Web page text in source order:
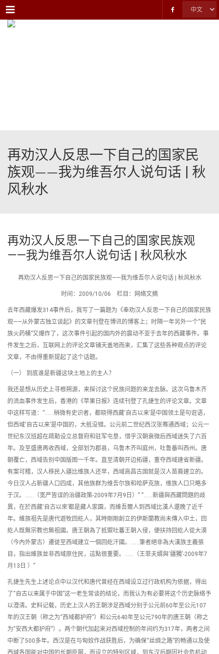
Menu
再劝汉人反思一下自己的国家民
族观——我为维吾尔人说句话 | 秋
风秋水
再劝汉人反思一下自己的国家民族观
——我为维吾尔人说句话 | 秋风秋水
再劝汉人反思一下自己的国家民族观——我为维吾尔人说句话 | 秋风秋水
时间：2009/10/06 栏目：网络文摘
去年西藏爆发314事件后，我写了一篇题为《奉劝汉人反思一下自己的国家民族
观——从外蒙古独立谈起》的文章刊登在博讯的博客上；时隔一年另外一个“民
族火药桶”又爆炸了，这次事件引起的国内外的震动不亚于去年的西藏事件。事
件发生之后，互联网上的评论文章铺天盖地而来，汇集了这些各种观点的评论
文章，不由得重新提起了这个话题。
（一） 到底谁是新疆这块土地上的主人？
我还是想从历史上寻根朔源，来探讨这个民族问题的来龙去脉。这次乌鲁木齐
的流血事件发生后，香港的《苹果日报》连续刊登了孔捷生的评论文章。文章
中这样写道：“……稍微有史识者，都晓得西藏‘自古以来’是中国领土是句诳语，
但西域‘自古以来’是中国的，大抵没错。公元前二世纪西汉张骞通西域；公元一
世纪东汉班超在疏勒设立总督府和驻军屯垦，惜乎汉朝衰微后西域迷失了六百
年。及至盛唐再收西域，全部划为郡县，乌鲁木齐叫庭州，吐鲁番叫西州。唐
朝覆亡，西域告别中国版图一千年。直至清朝开边拓疆，重夺西域建省新疆。
有案可稽，汉人移民入疆比维族人还早，西域高昌古国就是汉人苗裔建立的。
今日汉人占新疆人口四成，其他族群为维吾尔族和哈萨克族，维族人口只略多
于汉。……（宽严皆误的治疆政策-2009年7月9日）” “……新疆與西藏問題的歧
異，在於西藏‘自古以來’都是藏人家園，而維吾爾人到西域比漢人還晚了近千
年。維族祖先是唐代遊牧回紇人，其時剛剛創立的伊斯蘭教尚未傳入中土，回
紇人既無宗教也無祖國。唐王朝為了抵禦吐蕃王朝入侵，便扶持回紇人從大漠
（今內外蒙古）遷徙至西域建立一個回紇汗國。……筆者絕非為大漢族主義張
目，指出維族並非西域原住民，這點很重要。……（王菲夫婿與‘疆獨’-2009年7
月13日 ）”
孔捷生先生上述论点中以汉代和唐代曾经在西域设立过行政机构为依据，得出
了“自古以来属于中国”这一老生常谈的结论，而我认为有必要将这个历史脉络予
以澄清。史料记载，历史上汉人的王朝涉足西域分别于公元前60年至公元107
年的汉王朝（称之为“西域都护府”）和公元640年至公元790年的唐王朝（称之
为“安西大都护府”）。两个朝代加起来对西域控制的年间约为317年，两者之间
中断了500多年。西汉是在与匈奴作战获胜后，为确保“丝绸之路”的畅通以及使
西域各国能对中国的长期臣服，而设立的特别区域，到东汉后期因社会危机动